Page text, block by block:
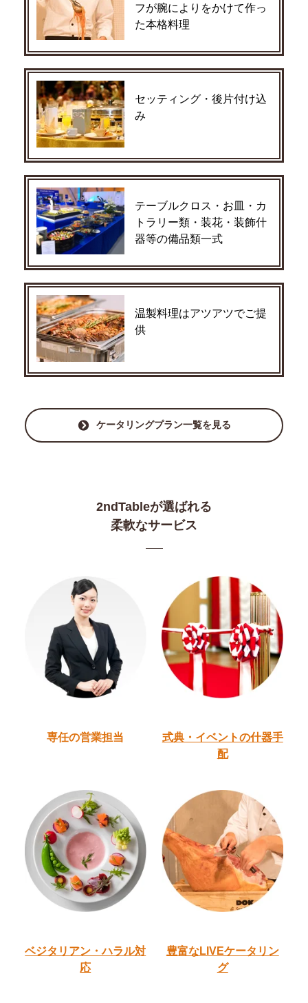
フが腕によりをかけて作っ
た本格料理
セッティング・後片付け込
み
テーブルクロス・お皿・カ
トラリー類・装花・装飾什
器等の備品類一式
温製料理はアツアツでご提
供
ケータリングプラン一覧を見る
2ndTableが選ばれる
柔軟なサービス
専任の営業担当 式典・イベントの什器手
配
ベジタリアン・ハラル対
応
豊富なLIVEケータリン
グ